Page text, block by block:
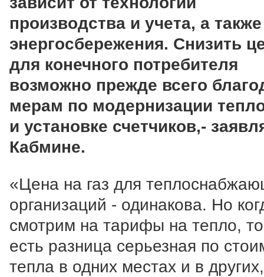
производства и учета, а
энергосбережения. Снизить
для конечного потребителя
возможно прежде всего
мерам по модернизации
и установке счетчиков,-
Кабмине.
«Цена на газ для
организаций - одинакова. Но
смотрим на тарифы на тепло,
есть разница серьезная по
тепла в одних местах и в